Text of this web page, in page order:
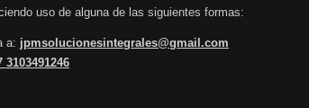
uso de alguna de las siguientes formas:
a: jpmsolucionesintegrales@gmail.com
3103491246